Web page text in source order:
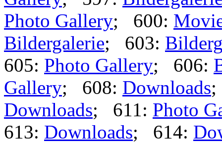
Photo Gallery; 600:
Bildergalerie; 603:
605: Photo Gallery; 606:
Gallery; 608: Downloads
Downloads; 611: Photo
613: Downloads; 614: